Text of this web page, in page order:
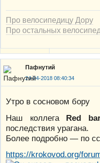
Про велосипедицу Дору
Про остальных
Пафнутий
24-04-2018 08:40:34
Утро в сосновом бору
Наш коллега Red
последствия урагана.
Более подробно — по
https://krokovod.org/